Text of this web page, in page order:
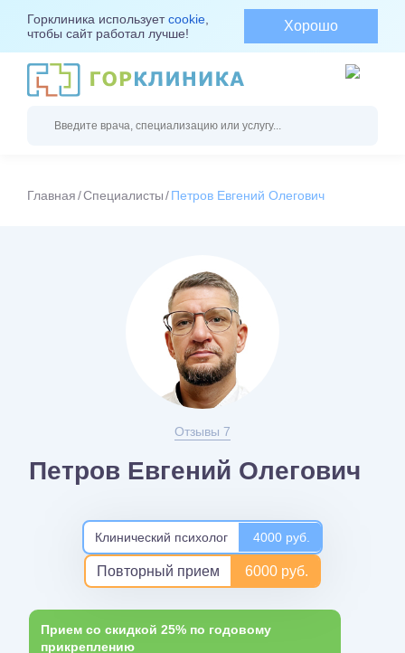
Горклиника используетcookie
чтобы сайт работал лучше!
Хорошо
Главная Специалисты Петров Евгений Олегович
Отзывы 7
Петров Евгений Олегович
Клинический психолог 4000 руб.
Повторный прием 6000 руб.
Прием со скидкой 25% по годовому
прикреплению